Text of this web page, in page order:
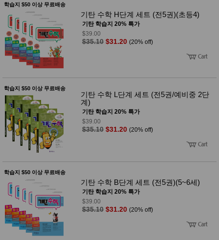
미용제
자
주방가
전
계절/생
활가전
건강가
드
보관용
기
조리용
품
주방소
품
품
즉석가
면류
양념/소
스/가루
건조식
품
농산품
놀이방
학습지 $50 이상 무료배송
기탄 수학 H단계 세트 (전5권)(초등4)
기탄 학습지 20% 특가
$39.00
$35.10 $31.20 (20% off)
학습지 $50 이상 무료배송
기탄 수학 L단계 세트 (전5권/예비중 2단
계)
기탄 학습지 20% 특가
$39.00
$35.10 $31.20 (20% off)
학습지 $50 이상 무료배송
기탄 수학 B단계 세트 (전5권)(5~6세)
기탄 학습지 20% 특가
$39.00
$35.10 $31.20 (20% off)